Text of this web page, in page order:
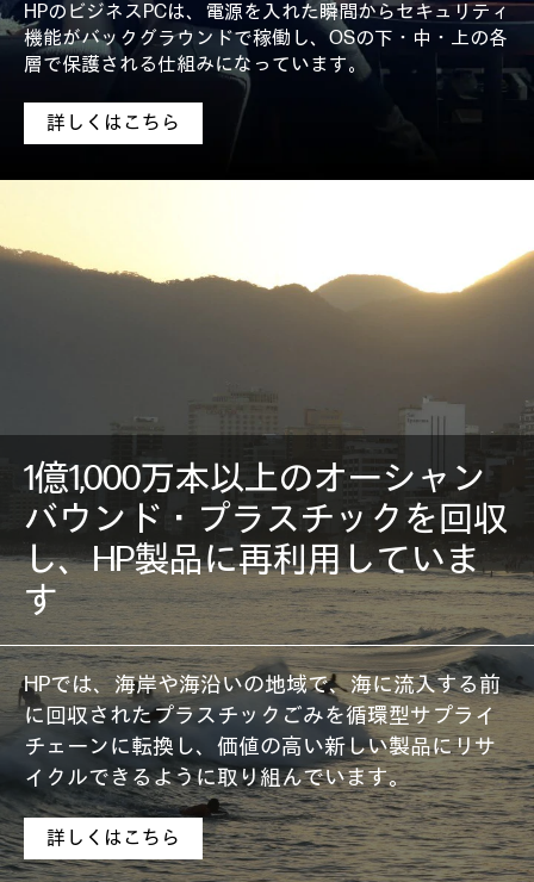
HPのビジネスPCは、電源を入れた瞬間からセキュリティ
機能がバックグラウンドで稼働し、OSの下・中・上の各
層で保護される仕組みになっています。
詳しくはこちら
1億1,000万本以上のオーシャン
バウンド・プラスチックを回収
し、HP製品に再利用していま
す
HPでは、海岸や海沿いの地域で、海に流入する前
に回収されたプラスチックごみを循環型サプライ
チェーンに転換し、価値の高い新しい製品にリサ
イクルできるように取り組んでいます。
詳しくはこちら